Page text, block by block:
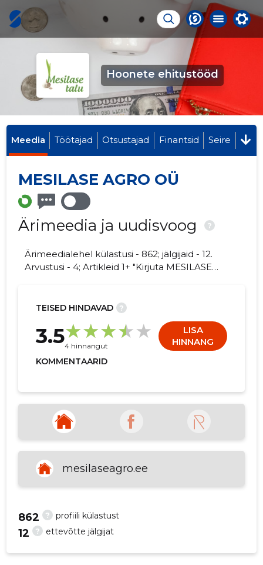
Hoonete ehitustööd
Meedia Töötajad Otsustajad Finantsid Seire
MESILASE AGRO OÜ
Ärimeedia ja uudisvoog ?
Ärimeedialehel külastusi - 862; jälgijaid - 12.
Arvustusi - 4; Artikleid 1+ "Kirjuta MESILASE
TEISED HINDAVAD ?
3.54 hinnangut
LISA
HINNANG
KOMMENTAARID
mesilaseagro.ee
? profiili külastust
862
? ettevõtte jälgijat
12